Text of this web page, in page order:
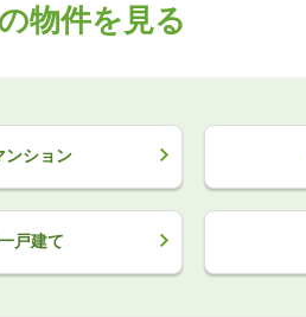
物件を見る
ンション
戸建て